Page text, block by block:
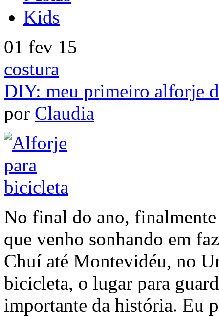
Kids
01 fev 15
costura
DIY: meu primeiro alforje
por Claudia
No final do ano,
que venho sonhando em
Chuí até Montevidéu, no
bicicleta, o lugar para
importante da história. Eu